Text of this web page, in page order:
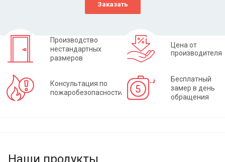
Заказать
Производство
нестандартных
размеров
Цена от
производителя
Консультация по
пожаробезопасности
Бесплатный
замер в день
обращения
Наши продукты